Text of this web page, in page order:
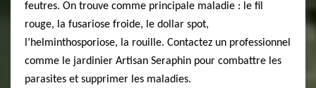
feutres. On trouve comme principale maladie : le fil
rouge, la fusariose froide, le dollar spot,
l’helminthosporiose, la rouille. Contactez un professionnel
comme le jardinier Artisan Seraphin pour combattre les
parasites et supprimer les maladies.